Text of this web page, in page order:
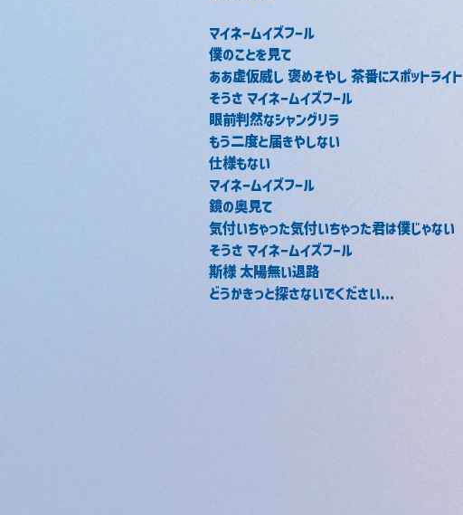
マイネームイズフール
僕のことを見て
ああ虚仮威し 褒めそやし 茶番にスポットライト
そうさ マイネームイズフール
眼前判然なシャングリラ
もう二度と届きやしない
仕様もない
マイネームイズフール
鏡の奥見て
気付いちゃった気付いちゃった君は僕じゃない
そうさ マイネームイズフール
斯様 太陽無い退路
どうかきっと探さないでください...